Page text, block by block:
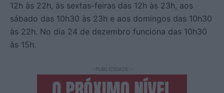
12h às 22h, às sextas-feiras das 12h às 23h, aos
sábado das 10h30 às 23h e aos domingos das 10h30
às 22h. No dia 24 de dezembro funciona das 10h30
às 15h.
- PUBLICIDADE -